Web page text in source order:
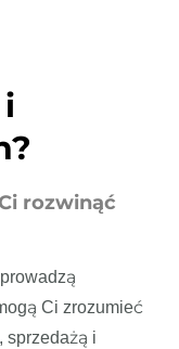
rozwinąć
Ci zrozumieć
sprzedażą i